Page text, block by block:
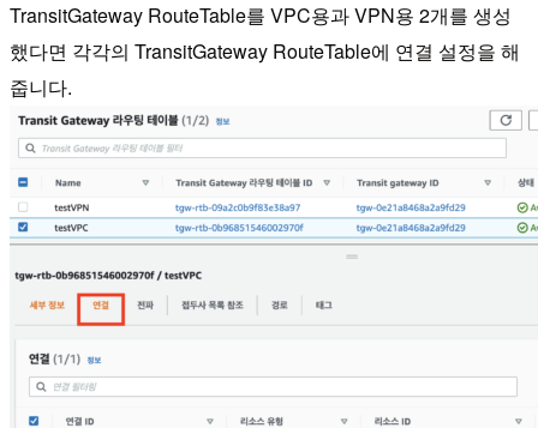
TransitGateway RouteTable를 VPC용과 VPN용 2개를 생성
했다면 각각의 TransitGateway RouteTable에 연결 설정을 해
줍니다.